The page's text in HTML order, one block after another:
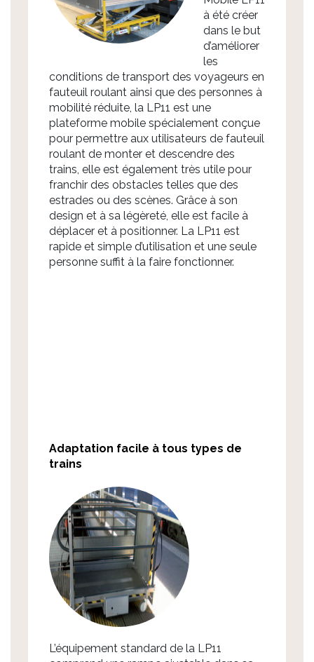
à été créer
dans le but
d’améliorer
les
conditions de transport des voyageurs en
fauteuil roulant ainsi que des personnes à
mobilité réduite, la LP11 est une
plateforme mobile spécialement conçue
pour permettre aux utilisateurs de fauteuil
roulant de monter et descendre des
trains, elle est également très utile pour
franchir des obstacles telles que des
estrades ou des scènes. Grâce à son
design et à sa légèreté, elle est facile à
déplacer et à positionner. La LP11 est
rapide et simple d’utilisation et une seule
personne suffit à la faire fonctionner.
Adaptation facile à tous types de
trains
L’équipement standard de la LP11